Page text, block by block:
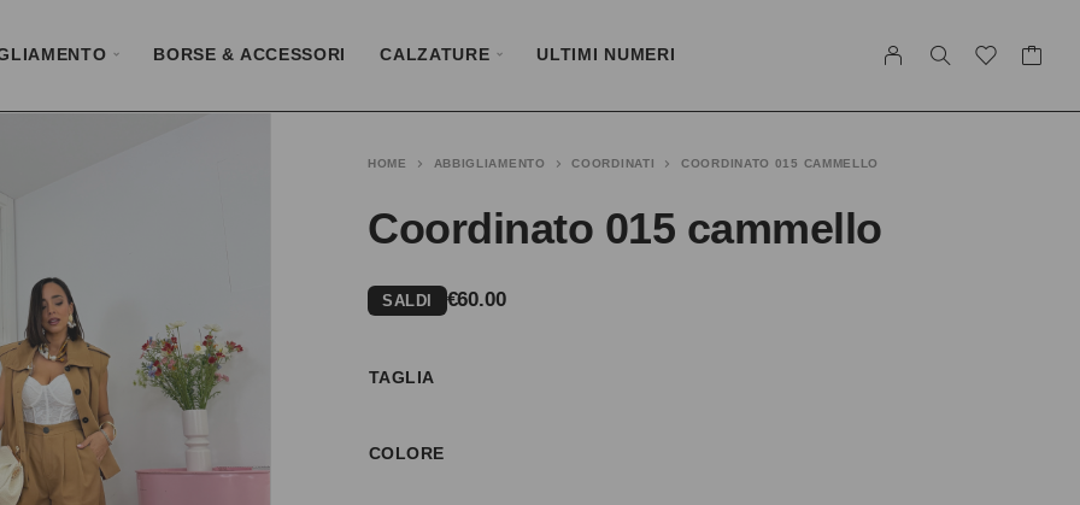
BORSE & ACCESSORI CALZATURE ULTIMI NUMERI
HOME ABBIGLIAMENTO COORDINATI COORDINATO 015 CAMMELLO
Coordinato 015 cammello
SALDI €60.00
TAGLIA
COLORE